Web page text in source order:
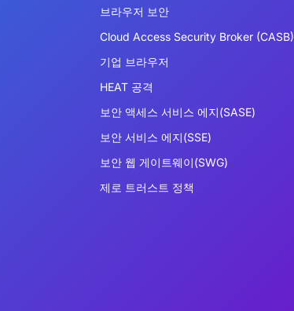
브라우저 보안
Cloud Access Security Broker (CASB)
기업 브라우저
HEAT 공격
보안 액세스 서비스 에지(SASE)
보안 서비스 에지(SSE)
보안 웹 게이트웨이(SWG)
제로 트러스트 정책